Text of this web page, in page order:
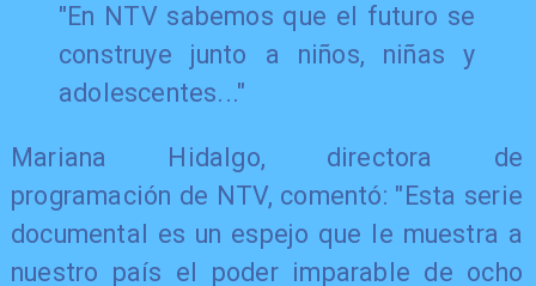
"En NTV sabemos que el futuro se
construye junto a niños, niñas y
adolescentes..."
Mariana Hidalgo, directora de
programación de NTV, comentó: "Esta serie
documental es un espejo que le muestra a
nuestro país el poder imparable de ocho